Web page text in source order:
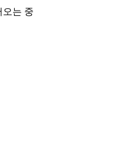
오는 중